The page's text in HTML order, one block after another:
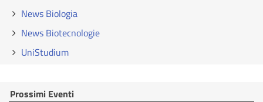
News Biologia
News Biotecnologie
UniStudium
Prossimi Eventi